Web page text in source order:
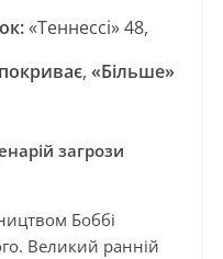
«Теннессі» 48,
, «Більше»
загрози
Боббі
Великий ранній